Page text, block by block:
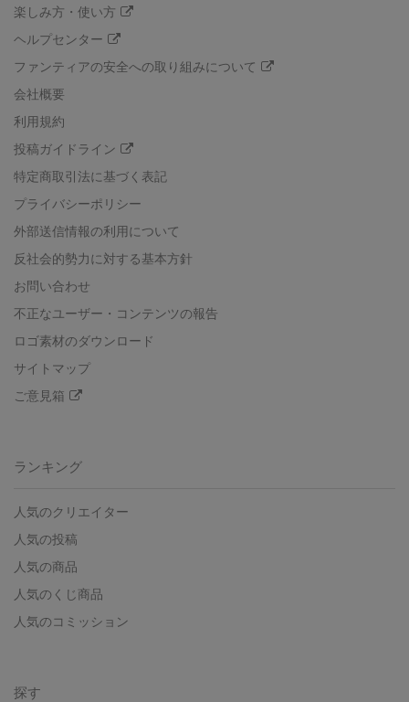
楽しみ方・使い方
ヘルプセンター
ファンティアの安全への取り組みについて
会社概要
利用規約
投稿ガイドライン
特定商取引法に基づく表記
プライバシーポリシー
外部送信情報の利用について
反社会的勢力に対する基本方針
お問い合わせ
不正なユーザー・コンテンツの報告
ロゴ素材のダウンロード
サイトマップ
ご意見箱
ランキング
人気のクリエイター
人気の投稿
人気の商品
人気のくじ商品
人気のコミッション
探す